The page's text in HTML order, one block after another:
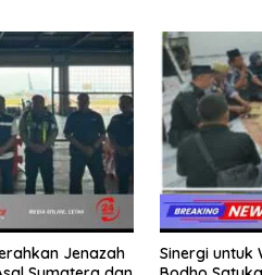
Jenazah
Sinergi untuk